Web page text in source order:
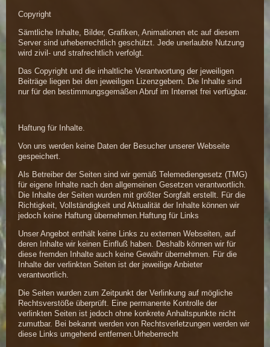
Copyright
Sämtliche Inhalte, Bilder, Grafiken, Animationen etc auf diesem
Server sind urheberrechtlich geschützt. Jede unerlaubte Nutzung
wird zivil- und strafrechtlich verfolgt.
Das Copyright und die inhaltliche Verantwortung der jeweiligen
Beiträge liegen bei den jeweiligen Lizenzgebern. Die Inhalte sind
nur für den bestimmungsgemäßen Abruf im Internet frei verfügbar.
Haftung für Inhalte.
Von uns werden keine Daten der Besucher unserer Webseite
gespeichert.
Als Betreiber der Seiten sind wir gemäß Telemediengesetz (TMG)
für eigene Inhalte nach den allgemeinen Gesetzen verantwortlich.
Die Inhalte der Seiten wurden mit größter Sorgfalt erstellt. Für die
Richtigkeit, Vollständigkeit und Aktualität der Inhalte können wir
jedoch keine Haftung übernehmen.Haftung für Links
Unser Angebot enthält keine Links zu externen Webseiten, auf
deren Inhalte wir keinen Einfluß haben. Deshalb können wir für
diese fremden Inhalte auch keine Gewähr übernehmen. Für die
Inhalte der verlinkten Seiten ist der jeweilige Anbieter
verantwortlich.
Die Seiten wurden zum Zeitpunkt der Verlinkung auf mögliche
Rechtsverstöße überprüft. Eine permanente Kontrolle der
verlinkten Seiten ist jedoch ohne konkrete Anhaltspunkte nicht
zumutbar. Bei bekannt werden von Rechtsverletzungen werden wir
diese Links umgehend entfernen.Urheberrecht